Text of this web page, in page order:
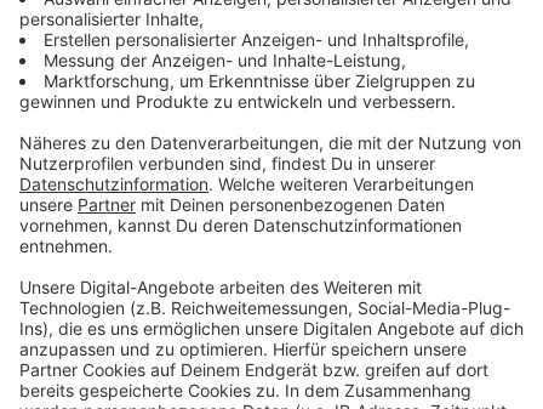
Wir verwenden einen Service eines
Drittanbieters, um Videoinhalte
einzubetten. Dieser Service kann
Daten zu Ihren Aktivitäten
sammeln. Bitte lesen Sie die
Details durch und stimmen Sie der
Nutzung des Service zu, um dieses
Video anzusehen.
Mehr Informationen
Akzeptieren
powered byUsercentrics Consent
Die vierte Single von TikTok-Star SERA - "Head Held
High" - bei uns im besten Mix.
Anzeige